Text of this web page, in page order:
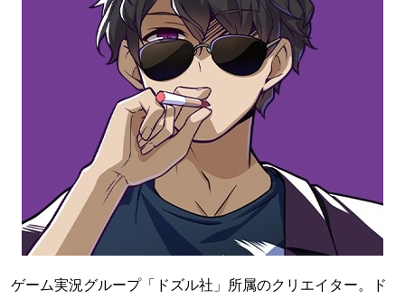
ゲーム実況グループ「ドズル社」所属のクリエイター。ド